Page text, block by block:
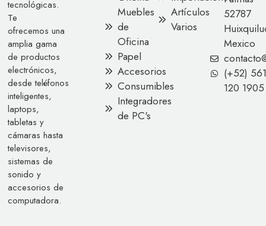
tecnológicas.
Te
ofrecemos una
amplia gama
de productos
electrónicos,
desde teléfonos
inteligentes,
laptops,
tabletas y
cámaras hasta
televisores,
sistemas de
sonido y
accesorios de
computadora.
Muebles
de
Oficina
Papel
Accesorios
Consumibles
Integradores
de PC's
Artículos
Varios
52787
Mexico
(+52) 561
120 1905